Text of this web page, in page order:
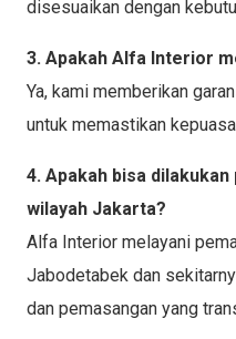
disesuaikan dengan
3. Apakah Alfa Interior
Ya, kami memberikan
untuk memastikan
4. Apakah bisa
wilayah Jakarta?
Alfa Interior melayani
Jabodetabek dan
dan pemasangan yang